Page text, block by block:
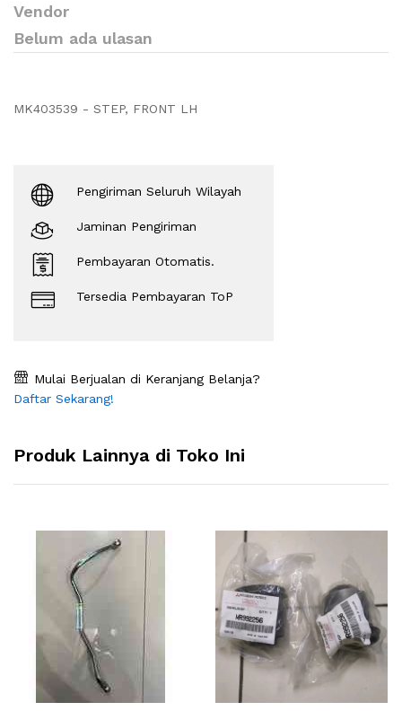
Vendor
Belum ada ulasan
MK403539 - STEP, FRONT LH
Pengiriman Seluruh Wilayah
Jaminan Pengiriman
Pembayaran Otomatis.
Tersedia Pembayaran ToP
Mulai Berjualan di Keranjang Belanja?
Daftar Sekarang!
Produk Lainnya di Toko Ini